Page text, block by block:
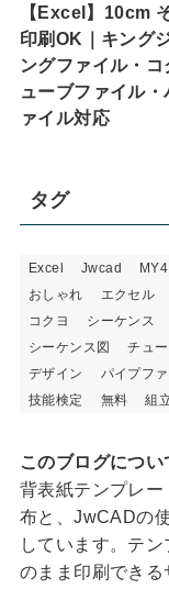
【Excel】10cm
印刷OK｜キング
ングファイル・コ
ューブファイル・
ァイル対応
タグ
Excel Jwcad MY4
おしゃれ
エクセル
コクヨ
シーケンス
シーケンス図
チュ
デザイン
パイプフ
技能検定
無料 組
このブログについ
背表紙テンプレ
布と、JwCADの
しています。テ
のまま印刷できる